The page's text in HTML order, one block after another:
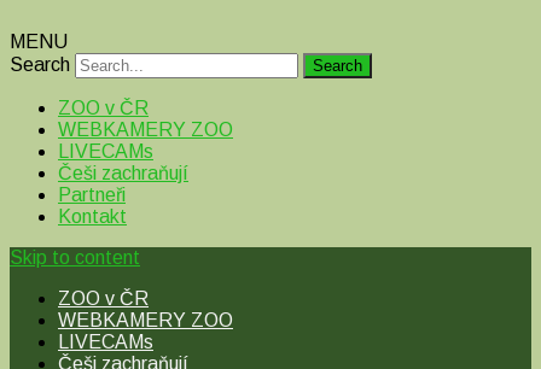
MENU
Search
ZOO v ČR
WEBKAMERY ZOO
LIVECAMs
Češi zachraňují
Partneři
Kontakt
Skip to content
ZOO v ČR
WEBKAMERY ZOO
LIVECAMs
Češi zachraňují